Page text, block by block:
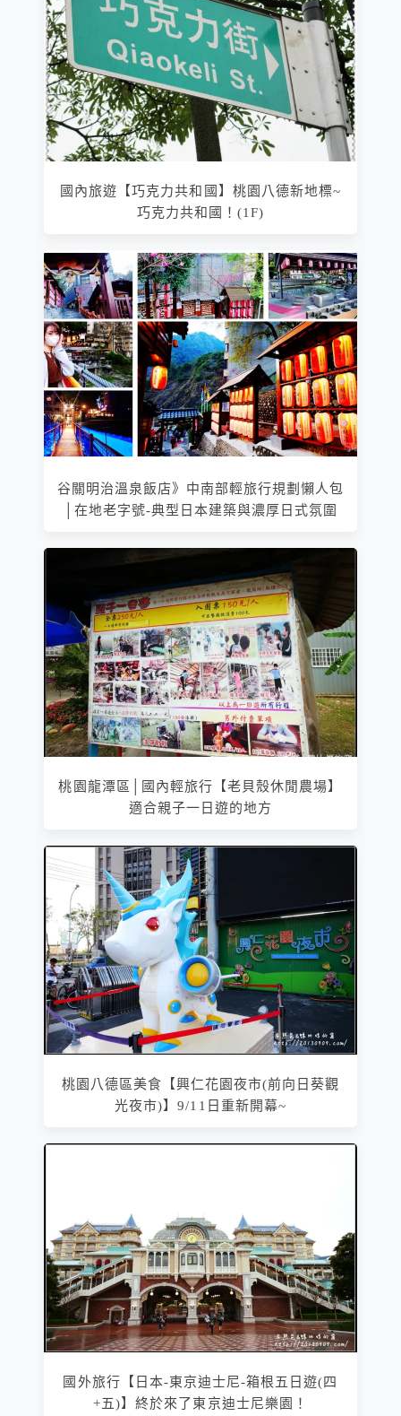
國內旅遊【巧克力共和國】桃園八德新地標~
巧克力共和國！(1F)
谷關明治溫泉飯店》中南部輕旅行規劃懶人包
│在地老字號-典型日本建築與濃厚日式氛圍
桃園龍潭區│國內輕旅行【老貝殼休閒農場】
適合親子一日遊的地方
桃園八德區美食【興仁花園夜市(前向日葵觀
光夜市)】9/11日重新開幕~
國外旅行【日本-東京迪士尼-箱根五日遊(四
+五)】終於來了東京迪士尼樂園！